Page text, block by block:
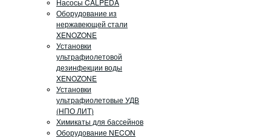
Насосы CALPEDA
Оборудование из
нержавеющей стали
XENOZONE
Установки
ультрафиолетовой
дезинфекции воды
XENOZONE
Установки
ультрафиолетовые УДВ
(НПО ЛИТ)
Химикаты для бассейнов
Оборудование NECON